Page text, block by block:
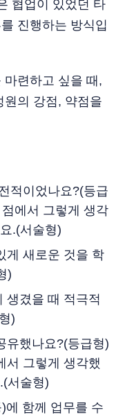
협업이 있었던 타
진행하는 방식입
마련하고 싶을 때,
원의 강점, 약점을
적이었나요?(등급
에서 그렇게 생각
.(서술형)
게 새로운 것을 학
)
생겼을 때 적극적
)
유했나요?(등급형)
서 그렇게 생각했
서술형)
에 함께 업무를 수